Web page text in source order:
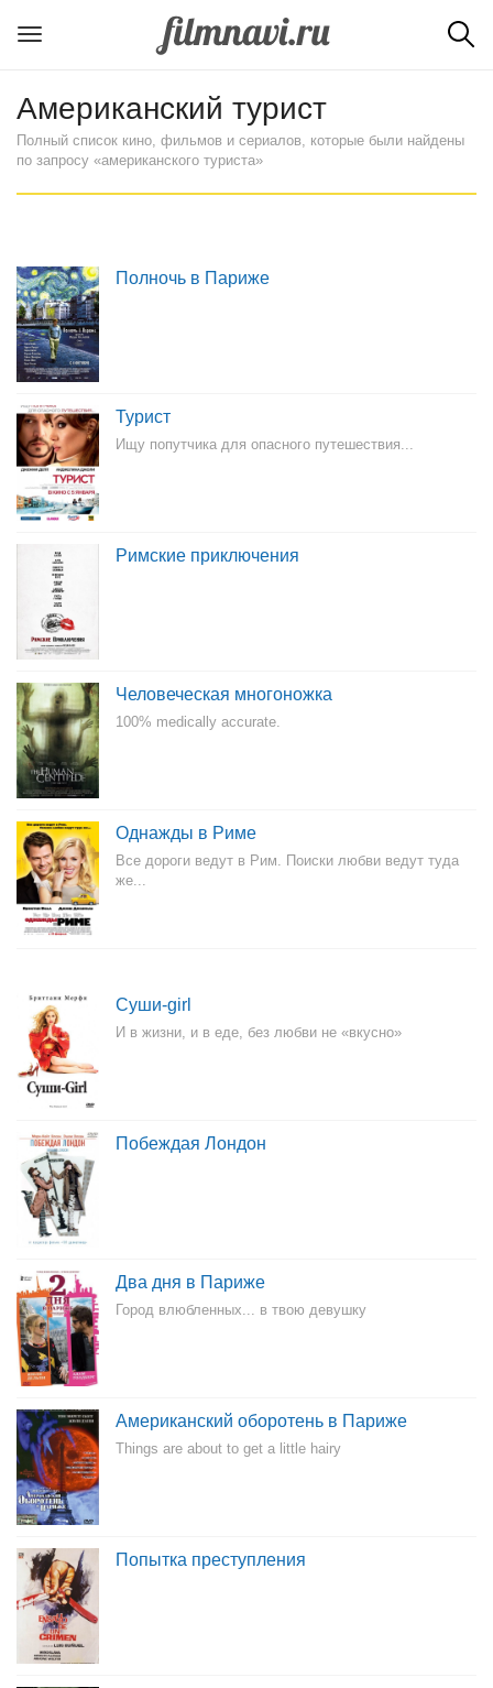
Американский турист
Полный список кино, фильмов и сериалов, которые были найдены
по запросу «американского туриста»
Полночь в Париже
Турист
Ищу попутчика для опасного путешествия...
Римские приключения
Человеческая многоножка
100% medically accurate.
Однажды в Риме
Все дороги ведут в Рим. Поиски любви ведут туда
же...
Суши-girl
И в жизни, и в еде, без любви не «вкусно»
Побеждая Лондон
Два дня в Париже
Город влюбленных... в твою девушку
Американский оборотень в Париже
Things are about to get a little hairy
Попытка преступления